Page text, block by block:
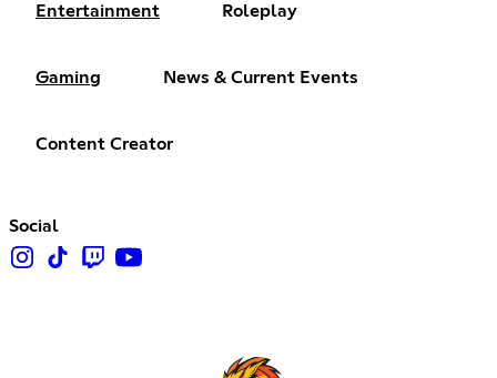
Entertainment Roleplay
Gaming News & Current Events
Content Creator
Social